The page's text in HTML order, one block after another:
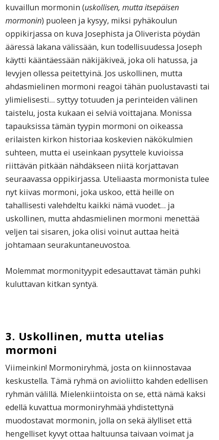
kuvaillun mormonin (uskollisen, mutta itsepäisen
mormonin) puoleen ja kysyy, miksi pyhäkoulun
oppikirjassa on kuva Josephista ja Oliverista pöydän
ääressä lakana välissään, kun todellisuudessa Joseph
käytti kääntäessään näkijäkiveä, joka oli hatussa, ja
levyjen ollessa peitettyinä. Jos uskollinen, mutta
ahdasmielinen mormoni reagoi tähän puolustavasti tai
ylimielisesti… syttyy totuuden ja perinteiden välinen
taistelu, josta kukaan ei selviä voittajana. Monissa
tapauksissa tämän tyypin mormoni on oikeassa
erilaisten kirkon historiaa koskevien näkökulmien
suhteen, mutta ei useinkaan pysyttele kuvioissa
riittävän pitkään nähdäkseen niitä korjattavan
seuraavassa oppikirjassa. Uteliaasta mormonista tulee
nyt kiivas mormoni, joka uskoo, että heille on
tahallisesti valehdeltu kaikki nämä vuodet… ja
uskollinen, mutta ahdasmielinen mormoni menettää
veljen tai sisaren, joka olisi voinut auttaa heitä
johtamaan seurakuntaneuvostoa.
Molemmat mormonityypit edesauttavat tämän puhki
kuluttavan kitkan syntyä.
3. Uskollinen, mutta utelias
mormoni
Viimeinkin! Mormoniryhmä, josta on kiinnostavaa
keskustella. Tämä ryhmä on avioliitto kahden edellisen
ryhmän välillä. Mielenkiintoista on se, että nämä kaksi
edellä kuvattua mormoniryhmää yhdistettynä
muodostavat mormonin, jolla on sekä älylliset että
hengelliset kyvyt ottaa haltuunsa taivaan voimat ja